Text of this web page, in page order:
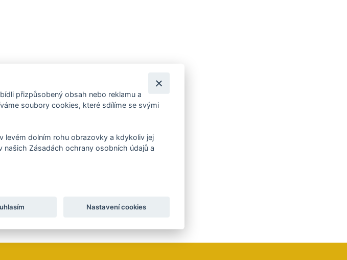
OSVĚŽUJÍCÍ LEDOVÉ
přizpůsobený obsah nebo reklamu a
soubory cookies, které sdílíme se svými
levém dolním rohu obrazovky a kdykoliv jej
našich Zásadách ochrany osobních údajů a
Nastavení cookies